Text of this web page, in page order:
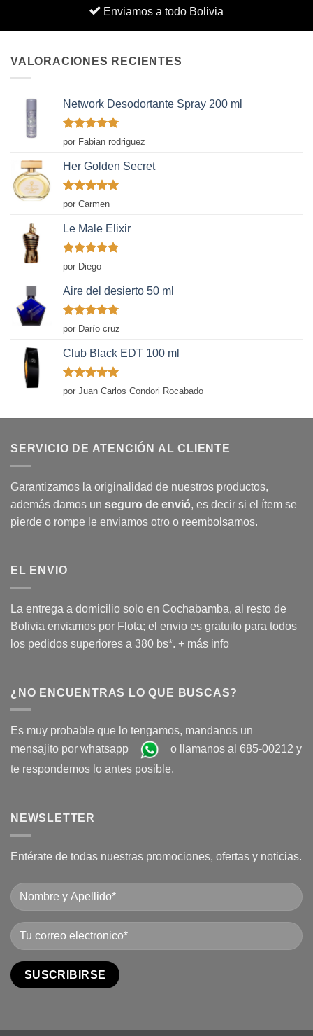
Enviamos a todo Bolivia
VALORACIONES RECIENTES
Network Desodortante Spray 200 ml
Valorado
con
por Fabian rodriguez
Her Golden Secret
Valorado
con
por Carmen
Le Male Elixir
Valorado
con
de 5
por Diego
Aire del desierto 50 ml
Valorado
con
por Darío cruz
Club Black EDT 100 ml
Valorado
con
por Juan Carlos Condori Rocabado
SERVICIO DE ATENCIÓN AL CLIENTE
Garantizamos la originalidad de nuestros productos,
además damos un seguro de envió, es decir si el ítem se
pierde o rompe le enviamos otro o reembolsamos.
EL ENVIO
La entrega a domicilio solo en Cochabamba, al resto de
Bolivia enviamos por Flota; el envio es gratuito para todos
los pedidos superiores a 380 bs*. + más info
¿NO ENCUENTRAS LO QUE BUSCAS?
Es muy probable que lo tengamos, mandanos un
mensajito por whatsapp
o llamanos al 685-00212 y
te respondemos lo antes posible.
NEWSLETTER
Entérate de todas nuestras promociones, ofertas y noticias.